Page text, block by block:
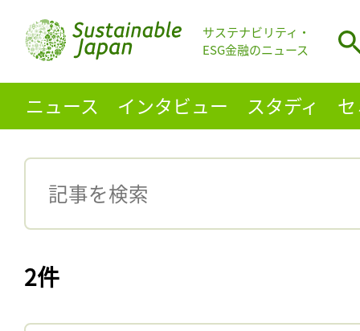
サステナビリティ・
ESG金融のニュース
ニュース インタビュー スタディ
2件